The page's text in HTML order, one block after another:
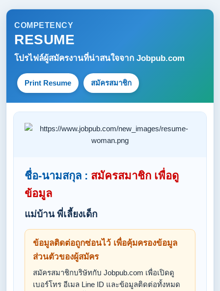
COMPETENCY
RESUME
โปรไฟล์ผู้สมัครงานที่น่าสนใจจาก Jobpub.com
Print Resume สมัครสมาชิก
ชื่อ-นามสกุล : สมัครสมาชิก เพื่อดู
ข้อมูล
แม่บ้าน พี่เลี้ยงเด็ก
ข้อมูลติดต่อถูกซ่อนไว้ เพื่อคุ้มครองข้อมูล
ส่วนตัวของผู้สมัคร
สมัครสมาชิกบริษัทกับ Jobpub.com เพื่อเปิดดู
เบอร์โทร อีเมล Line ID และข้อมูลติดต่อทั้งหมด